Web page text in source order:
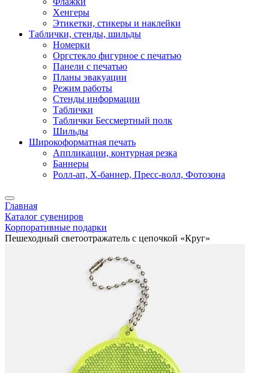
Хенгеры
Этикетки, стикеры и наклейки
Таблички, стенды, шильды
Номерки
Оргстекло фигурное с печатью
Панели с печатью
Планы эвакуации
Режим работы
Стенды информации
Таблички
Таблички Бессмертный полк
Шильды
Широкоформатная печать
Аппликации, контурная резка
Баннеры
Ролл-ап, X-баннер, Пресс-волл, Фотозона
Главная
Каталог сувениров
Корпоративные подарки
Пешеходный светоотражатель с цепочкой «Круг»